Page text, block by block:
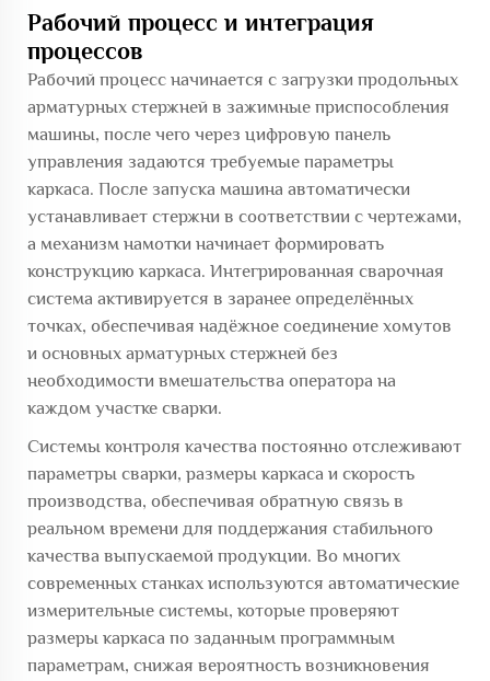
Рабочий процесс и интеграция
процессов
Рабочий процесс начинается с загрузки продольных
арматурных стержней в зажимные приспособления
машины, после чего через цифровую панель
управления задаются требуемые параметры
каркаса. После запуска машина автоматически
устанавливает стержни в соответствии с чертежами,
а механизм намотки начинает формировать
конструкцию каркаса. Интегрированная сварочная
система активируется в заранее определённых
точках, обеспечивая надёжное соединение хомутов
и основных арматурных стержней без
необходимости вмешательства оператора на
каждом участке сварки.
Системы контроля качества постоянно отслеживают
параметры сварки, размеры каркаса и скорость
производства, обеспечивая обратную связь в
реальном времени для поддержания стабильного
качества выпускаемой продукции. Во многих
современных станках используются автоматические
измерительные системы, которые проверяют
размеры каркаса по заданным программным
параметрам, снижая вероятность возникновения